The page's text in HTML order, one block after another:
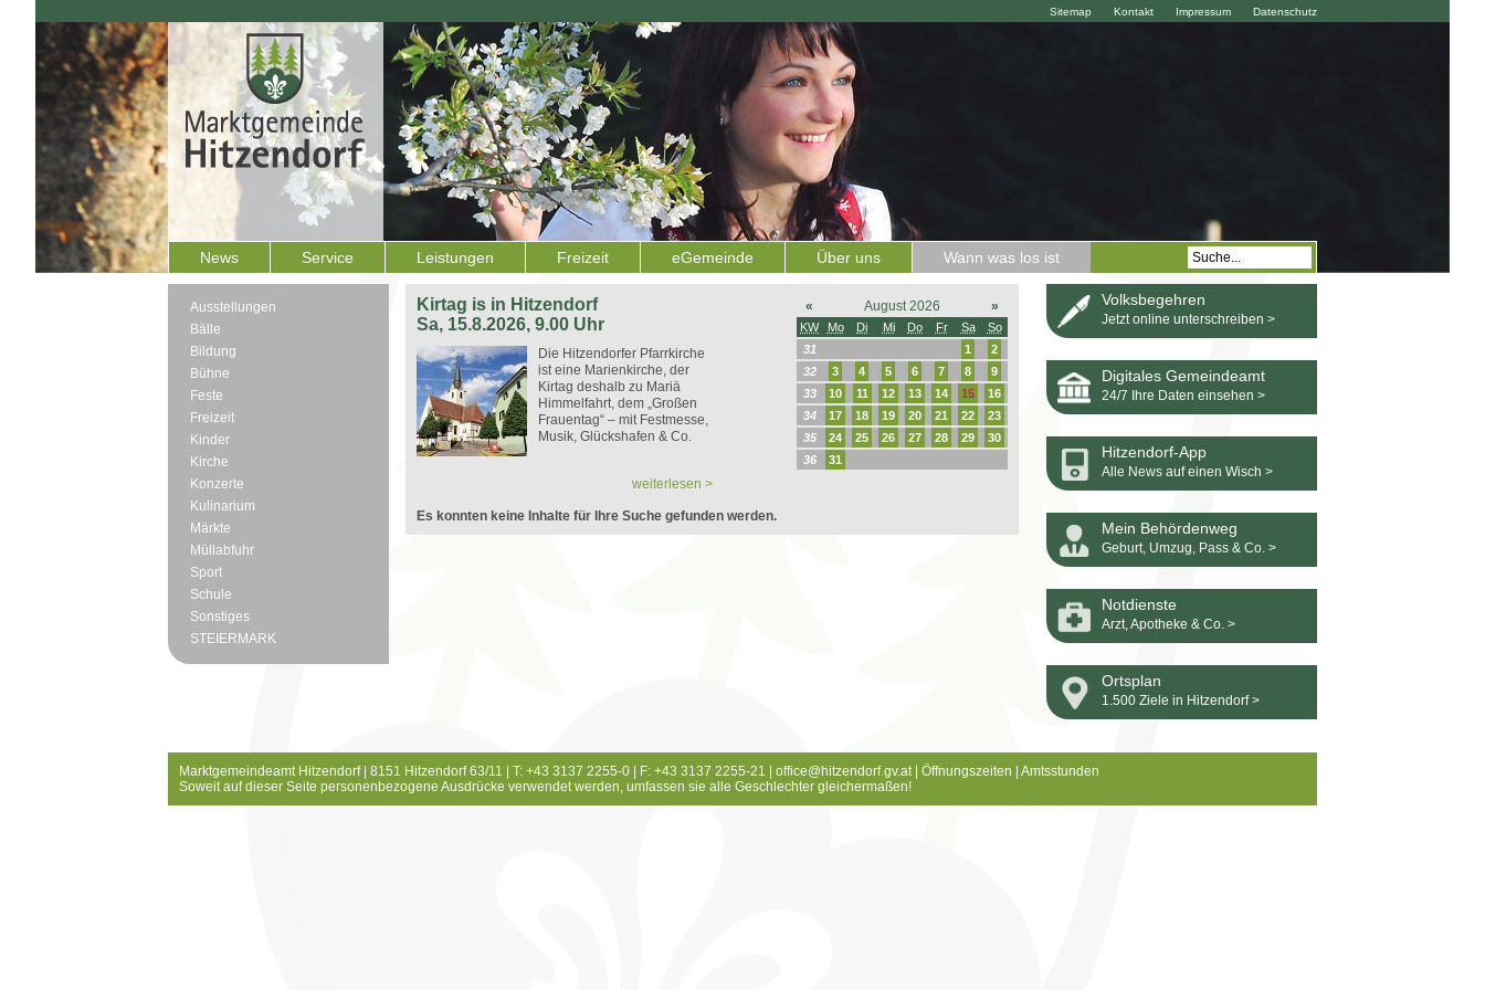
Datenschutz
Impressum
Kontakt
Sitemap
News Service Leistungen Freizeit eGemeinde Über uns Wann was los ist
Ausstellungen
Bälle
Bildung
Bühne
Feste
Freizeit
Kinder
Kirche
Konzerte
Kulinarium
Märkte
Müllabfuhr
Sport
Schule
Sonstiges
STEIERMARK
Kirtag is in Hitzendorf
Sa, 15.8.2026, 9.00 Uhr
Die Hitzendorfer Pfarrkirche
ist eine Marienkirche, der
Kirtag deshalb zu Mariä
Himmelfahrt, dem „Großen
Frauentag“ – mit Festmesse,
Musik, Glückshafen & Co.
weiterlesen >
« August 2026 »
KW Mo Di Mi Do Fr Sa
So
31
1
2
32
3 4 5 6 7 8
9
33
10 11 12 13 14 15
16
34
17 18 19 20 21 22
23
35
24 25 26 27 28 29
30
36
31
Es konnten keine Inhalte für Ihre Suche gefunden werden.
Volksbegehren
Jetzt online unterschreiben >
Digitales Gemeindeamt
24/7 Ihre Daten einsehen >
Hitzendorf-App
Alle News auf einen Wisch >
Mein Behördenweg
Geburt, Umzug, Pass & Co. >
Notdienste
Arzt, Apotheke & Co. >
Ortsplan
1.500 Ziele in Hitzendorf >
Marktgemeindeamt Hitzendorf | 8151 Hitzendorf 63/11 | T: +43 3137 2255-0 | F: +43 3137 2255-21 | office@hitzendorf.gv.at| Öffnungszeiten
Amtsstunden
Soweit auf dieser Seite personenbezogene Ausdrücke verwendet werden, umfassen sie alle Geschlechter gleichermaßen!